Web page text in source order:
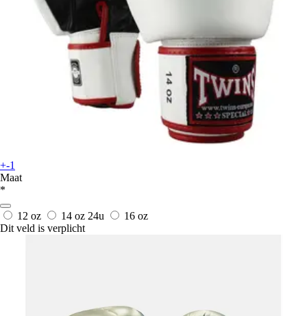
+-1
Maat
*
12 oz 14 oz 24u
16 oz
Dit veld is verplicht